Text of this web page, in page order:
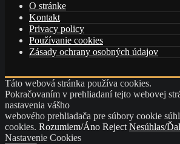
O stránke
Kontakt
Privacy policy
Používanie cookies
Zásady ochrany osobných údajov
Táto webová stránka používa cookies.
Pokračovaním v prehliadaní tejto webovej
nastavenia vášho
webového prehliadača pre súbory cookie
cookies. Rozumiem/Áno Reject Nesúhlas/
Nastavenie Cookies